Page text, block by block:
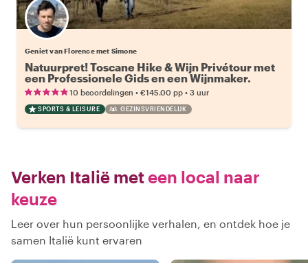
Geniet van Florence met Simone
Natuurpret! Toscane Hike & Wijn Privétour met
een Professionele Gids en een Wijnmaker.
10 beoordelingen • €145.00 pp • 3 uur
SPORTS & LEISURE GEZINSVRIENDELIJK
Verken Italië meteen local naar
keuze
Leer over hun persoonlijke verhalen, en ontdek hoe je
samen Italië kunt ervaren